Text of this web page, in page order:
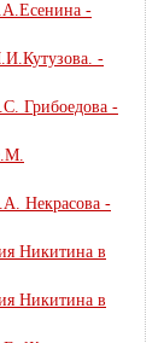
-
-
Грибоедова -
Некрасова -
Никитина в
Никитина в